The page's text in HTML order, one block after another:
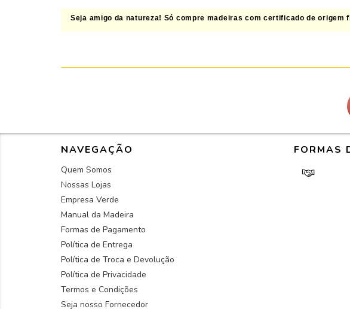
Seja amigo da natureza! Só compre madeiras com certificado de
NAVEGAÇÃO
Quem Somos
Nossas Lojas
Empresa Verde
Manual da Madeira
Formas de Pagamento
Política de Entrega
Política de Troca e Devolução
Política de Privacidade
Termos e Condições
Seja nosso Fornecedor
FORMAS